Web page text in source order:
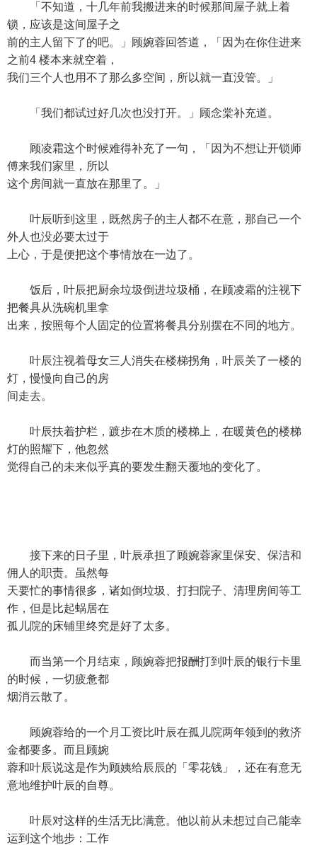
「不知道，十几年前我搬进来的时候那间屋子就上着
锁，应该是这间屋子之
前的主人留下了的吧。」顾婉蓉回答道，「因为在你住进来
之前4 楼本来就空着，
我们三个人也用不了那么多空间，所以就一直没管。」
「我们都试过好几次也没打开。」顾念棠补充道。
顾凌霜这个时候难得补充了一句，「因为不想让开锁师
傅来我们家里，所以
这个房间就一直放在那里了。」
叶辰听到这里，既然房子的主人都不在意，那自己一个
外人也没必要太过于
上心，于是便把这个事情放在一边了。
饭后，叶辰把厨余垃圾倒进垃圾桶，在顾凌霜的注视下
把餐具从洗碗机里拿
出来，按照每个人固定的位置将餐具分别摆在不同的地方。
叶辰注视着母女三人消失在楼梯拐角，叶辰关了一楼的
灯，慢慢向自己的房
间走去。
叶辰扶着护栏，踱步在木质的楼梯上，在暖黄色的楼梯
灯的照耀下，他忽然
觉得自己的未来似乎真的要发生翻天覆地的变化了。
接下来的日子里，叶辰承担了顾婉蓉家里保安、保洁和
佣人的职责。虽然每
天要忙的事情很多，诸如倒垃圾、打扫院子、清理房间等工
作，但是比起蜗居在
孤儿院的床铺里终究是好了太多。
而当第一个月结束，顾婉蓉把报酬打到叶辰的银行卡里
的时候，一切疲惫都
烟消云散了。
顾婉蓉给的一个月工资比叶辰在孤儿院两年领到的救济
金都要多。而且顾婉
蓉和叶辰说这是作为顾姨给辰辰的「零花钱」，还在有意无
意地维护叶辰的自尊。
叶辰对这样的生活无比满意。他以前从未想过自己能幸
运到这个地步：工作